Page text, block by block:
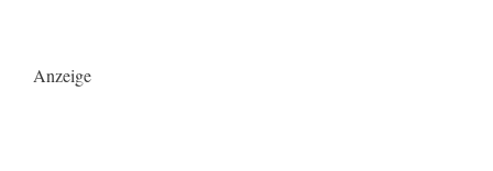
Anzeige